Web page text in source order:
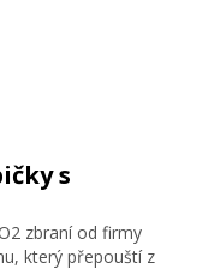
s
zbraní od firmy
který přepouští z